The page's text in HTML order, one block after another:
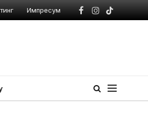
Импресум
Facebook
Instagram
TikTok